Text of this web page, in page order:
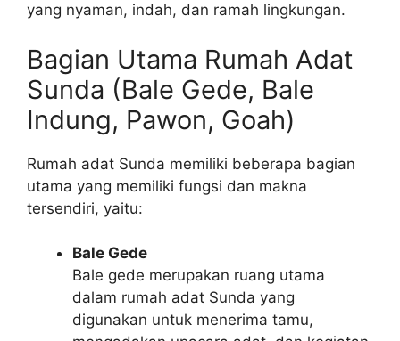
yang nyaman, indah, dan ramah lingkungan.
Bagian Utama Rumah Adat
Sunda (Bale Gede, Bale
Indung, Pawon, Goah)
Rumah adat Sunda memiliki beberapa bagian
utama yang memiliki fungsi dan makna
tersendiri, yaitu:
Bale Gede
Bale gede merupakan ruang utama
dalam rumah adat Sunda yang
digunakan untuk menerima tamu,